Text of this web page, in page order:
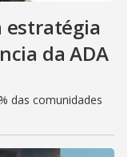
estratégia
da ADA
das comunidades